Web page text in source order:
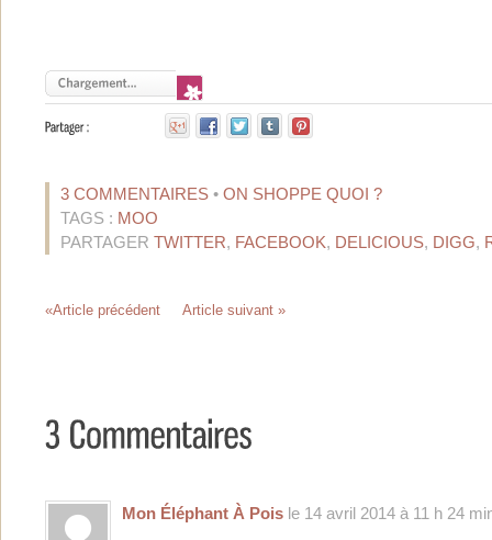
3 COMMENTAIRES • ON SHOPPE QUOI ?
TAGS : MOO
PARTAGER TWITTER, FACEBOOK, DELICIOUS, DIGG,
«Article précédent Article suivant »
Mon Éléphant À Pois le 14 avril 2014 à 11 h 24